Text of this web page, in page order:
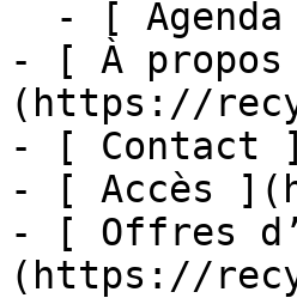
- [ À
(https://
- [ Contact
- [ Accès
- [ Offres
(https://